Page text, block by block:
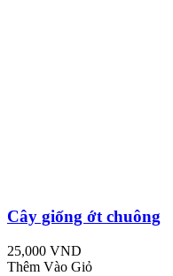
Cây giống ớt chuông
25,000 VND
Thêm Vào Giỏ